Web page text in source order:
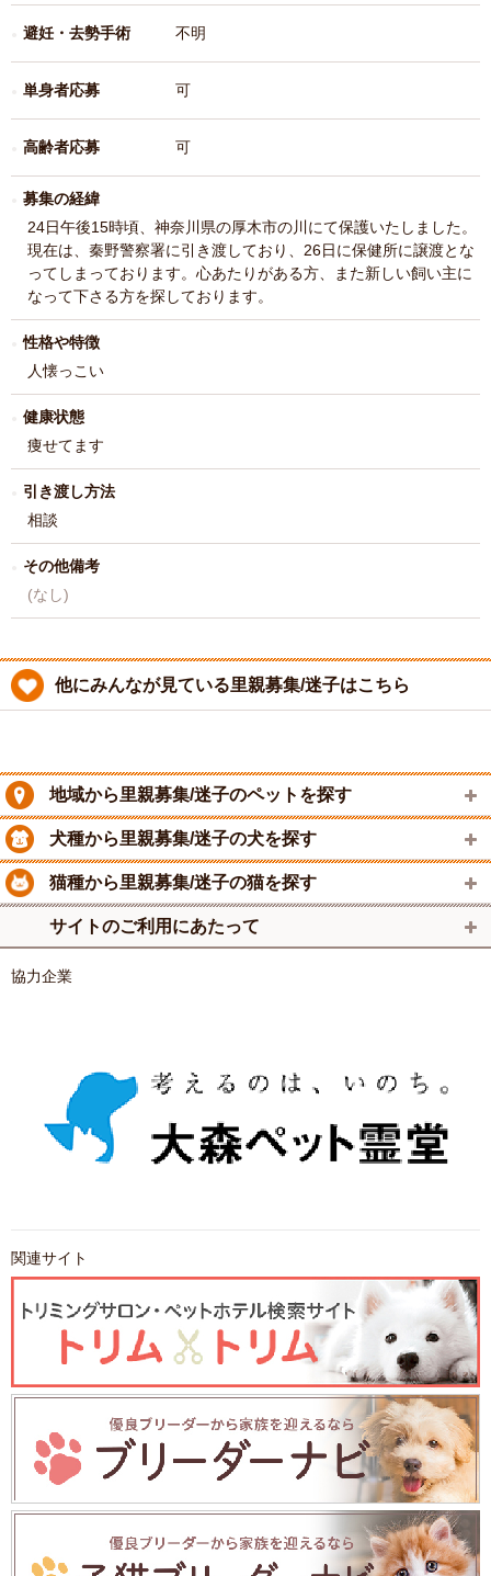
避妊・去勢手術 不明
単身者応募 可
高齢者応募 可
募集の経緯
24日午後15時頃、神奈川県の厚木市の川にて保護いたしました。
現在は、秦野警察署に引き渡しており、26日に保健所に譲渡とな
ってしまっております。心あたりがある方、また新しい飼い主に
なって下さる方を探しております。
性格や特徴
人懐っこい
健康状態
痩せてます
引き渡し方法
相談
その他備考
(なし)
他にみんなが見ている里親募集/迷子はこちら
地域から里親募集/迷子のペットを探す
犬種から里親募集/迷子の犬を探す
猫種から里親募集/迷子の猫を探す
サイトのご利用にあたって
協力企業
関連サイト